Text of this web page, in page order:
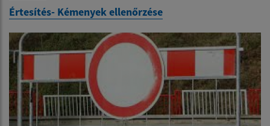
Értesítés- Kémenyek ellenőrzése